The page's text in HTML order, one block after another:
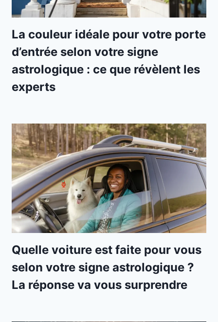
La couleur idéale pour votre porte
d’entrée selon votre signe
astrologique : ce que révèlent les
experts
Quelle voiture est faite pour vous
selon votre signe astrologique ?
La réponse va vous surprendre